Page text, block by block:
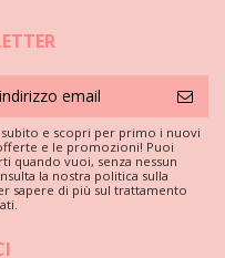
po 'e la sabbia scenda nel
lavaggio a mano / in
subito e scopri per primo i nuovi
e le promozioni! Puoi
quando vuoi, senza nessun
la nostra politica sulla
sapere di più sul trattamento